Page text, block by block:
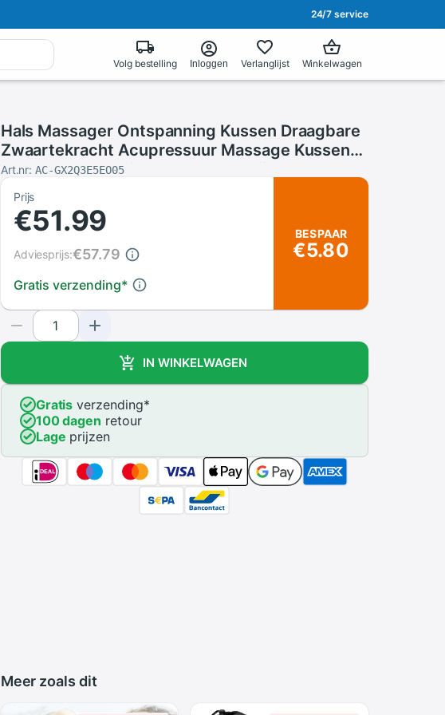
24/7 service
Volg bestelling Inloggen Verlanglijst Winkelwagen
Hals Massager Ontspanning Kussen Draagbare
Zwaartekracht Acupressuur Massage Kussen
C-Rest Nek Cervicale Schouder Pijn Tool
Art.nr:AC-GX2Q3E5EO05
Prijs
€51.99
Gratis verzending*
Adviesprijs:€57.79
BESPAAR
€5.80
IN WINKELWAGEN
Gratis verzending*
100 dagen retour
Lage prijzen
Meer zoals dit